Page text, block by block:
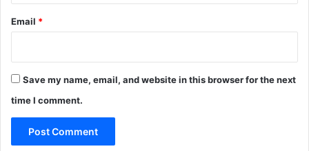
Email *
Save my name, email, and website in this browser for the next
time I comment.